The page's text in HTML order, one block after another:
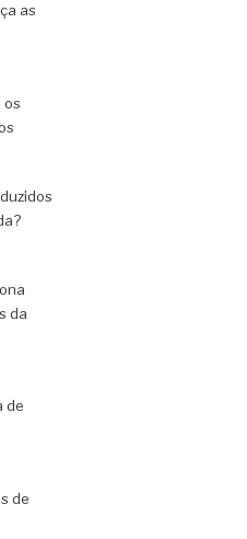
as
os
da
de
de